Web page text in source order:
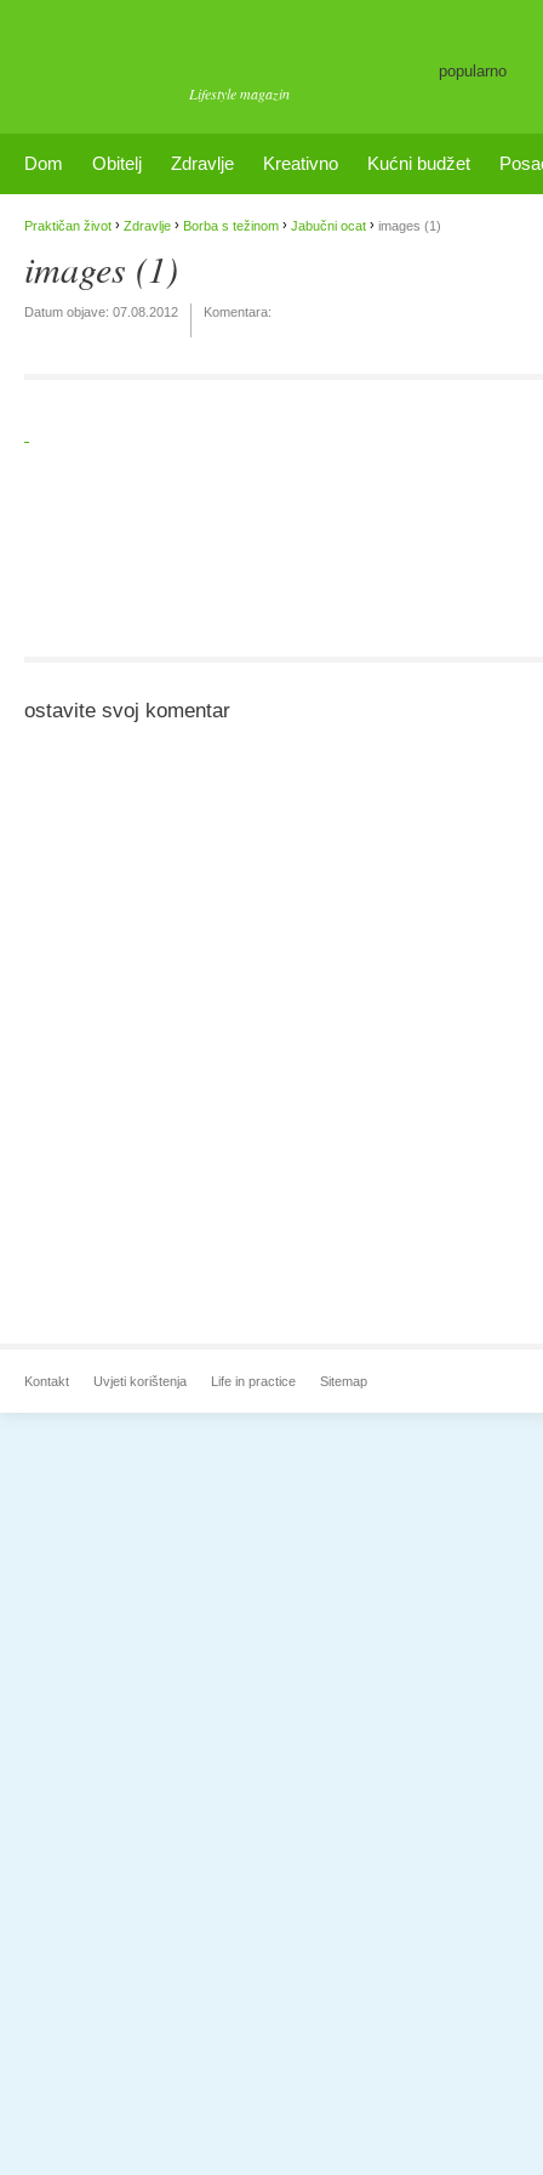
Lifestyle magazin
popularno
Dom Obitelj Zdravlje Kreativno Kućni budžet
Praktičan život › Zdravlje › Borba s težinom › Jabučni ocat › images (1)
images (1)
Datum objave: 07.08.2012 Komentara:
ostavite svoj komentar
Kontakt Uvjeti korištenja Life in practice Sitemap